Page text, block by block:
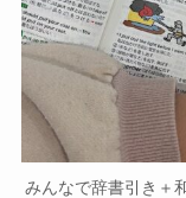
みんなで辞書引き＋